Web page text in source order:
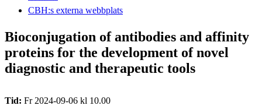
CBH:s externa webbplats
Bioconjugation of antibodies and affinity
proteins for the development of novel
diagnostic and therapeutic tools
Tid: Fr 2024-09-06 kl 10.00